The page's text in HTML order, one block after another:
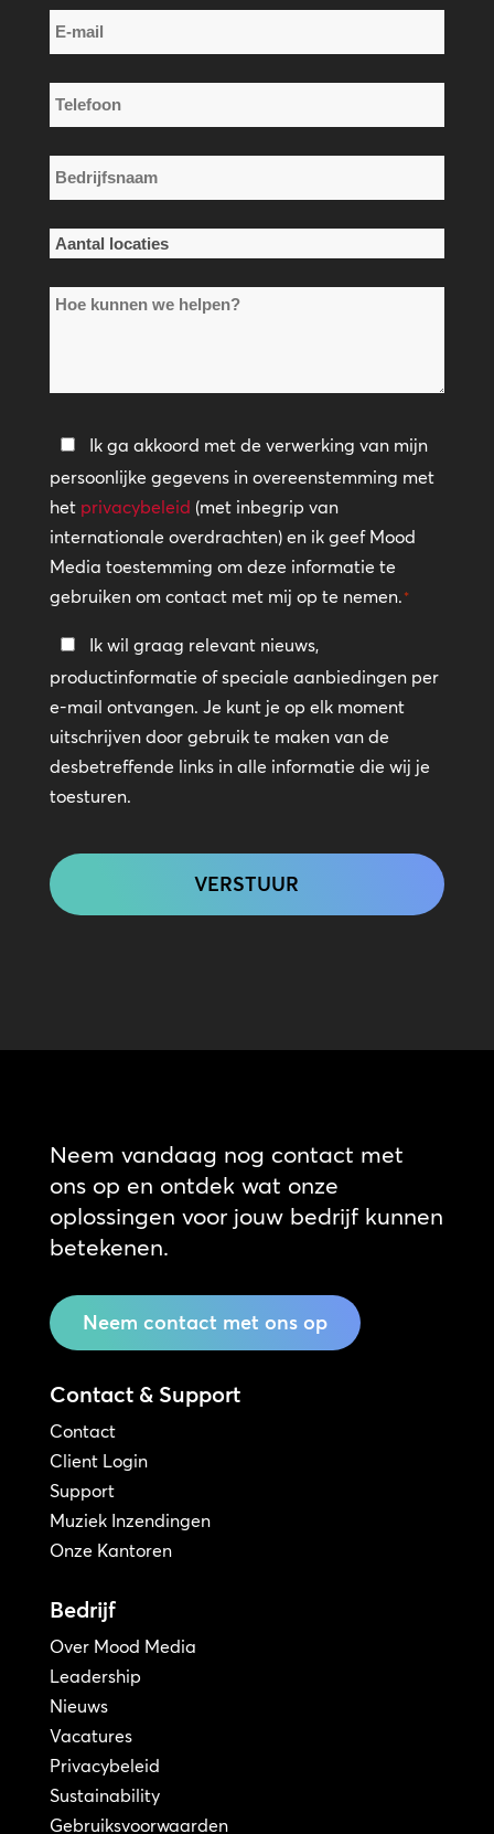
E-
mail
*
Telefoon
*
Bedrijfsnaam
*
Aantal
*Hoe
helpen?
Privacybeleid
*
Ik ga akkoord met de verwerking van mijn
persoonlijke gegevens in overeenstemming met
het privacybeleid (met inbegrip van
internationale overdrachten) en ik geef Mood
Media toestemming om deze informatie te
gebruiken om contact met mij op te nemen.*
Blijf
in
contact
Ik wil graag relevant nieuws,
productinformatie of speciale aanbiedingen per
e-mail ontvangen. Je kunt je op elk moment
uitschrijven door gebruik te maken van de
desbetreffende links in alle informatie die wij je
toesturen.
Neem vandaag nog contact met
ons op en ontdek wat onze
oplossingen voor jouw bedrijf kunnen
betekenen.
Neem contact met ons op
Contact & Support
Contact
Client Login
Support
Muziek Inzendingen
Onze Kantoren
Bedrijf
Over Mood Media
Leadership
Nieuws
Vacatures
Privacybeleid
Sustainability
Gebruiksvoorwaarden